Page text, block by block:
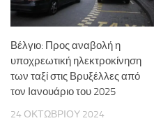
Βέλγιο: Προς αναβολή η
υποχρεωτική ηλεκτροκίνηση
των ταξί στις Βρυξέλλες από
τον Ιανουάριο του 2025
24 ΟΚΤΩΒΡΊΟΥ 2024